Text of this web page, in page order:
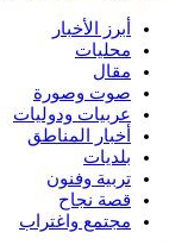
أبرز الأخبار
محليات
مقال
صوت وصورة
عربيات ودوليات
أخبار المناطق
بلديات
تربية وفنون
قصة نجاح
مجتمع واغتراب